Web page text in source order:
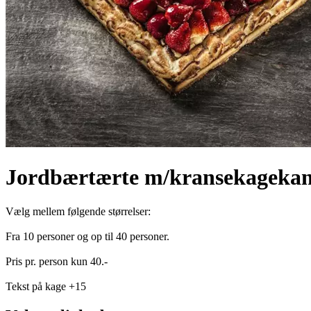
Jordbærtærte m/
Vælg mellem følgende størrelser:
Fra 10 personer og op til 40 personer.
Pris pr. person kun 40.-
Tekst på kage +15